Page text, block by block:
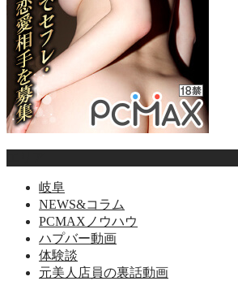
岐阜
NEWS&コラム
PCMAXノウハウ
ハプバー動画
体験談
元美人店員の裏話動画